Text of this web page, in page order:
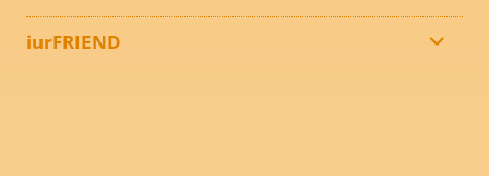
iurFRIEND